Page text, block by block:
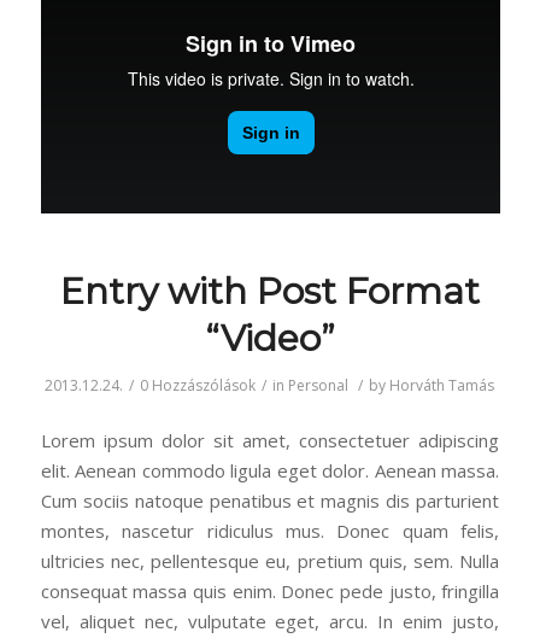
Entry with Post Format
“Video”
2013.12.24. / 0 Hozzászólások / in Personal / by Horváth Tamás
Lorem ipsum dolor sit amet, consectetuer adipiscing
elit. Aenean commodo ligula eget dolor. Aenean massa.
Cum sociis natoque penatibus et magnis dis parturient
montes, nascetur ridiculus mus. Donec quam felis,
ultricies nec, pellentesque eu, pretium quis, sem. Nulla
consequat massa quis enim. Donec pede justo, fringilla
vel, aliquet nec, vulputate eget, arcu. In enim justo,